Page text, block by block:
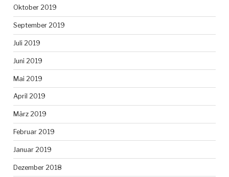
Oktober 2019
September 2019
Juli 2019
Juni 2019
Mai 2019
April 2019
März 2019
Februar 2019
Januar 2019
Dezember 2018